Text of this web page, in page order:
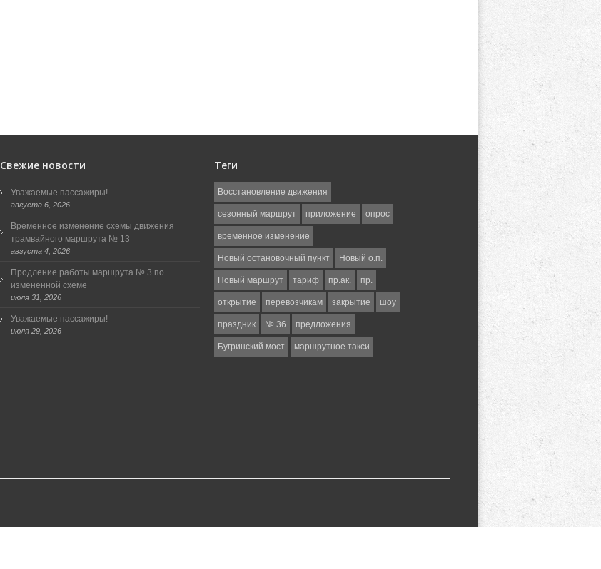
Свежие новости
Уважаемые пассажиры!
августа 6, 2026
Временное изменение схемы движения
трамвайного маршрута № 13
августа 4, 2026
Продление работы маршрута № 3 по
измененной схеме
июля 31, 2026
Уважаемые пассажиры!
июля 29, 2026
Теги
Восстановление движения
сезонный маршрут приложение опрос
временное изменение
Новый остановочный пункт Новый о.п.
Новый маршрут тариф пр.ак. пр.
открытие перевозчикам закрытие шоу
праздник № 36 предложения
Бугринский мост маршрутное такси